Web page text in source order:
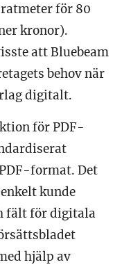
för 80
kronor).
att Bluebeam
behov när
digitalt.
för PDF-
format. Det
kunde
fält för digitala
hjälp av